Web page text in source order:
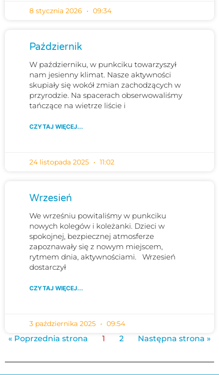
8 stycznia 2026 09:34
Październik
W październiku, w punkciku towarzyszył
nam jesienny klimat. Nasze aktywności
skupiały się wokół zmian zachodzących w
przyrodzie. Na spacerach obserwowaliśmy
tańczące na wietrze liście i
CZYTAJ WIĘCEJ...
24 listopada 2025 11:02
Wrzesień
We wrześniu powitaliśmy w punkciku
nowych kolegów i koleżanki. Dzieci w
spokojnej, bezpiecznej atmosferze
zapoznawały się z nowym miejscem,
rytmem dnia, aktywnościami. Wrzesień
dostarczył
CZYTAJ WIĘCEJ...
3 października 2025 09:54
« Poprzednia strona 1 2 Następna strona »